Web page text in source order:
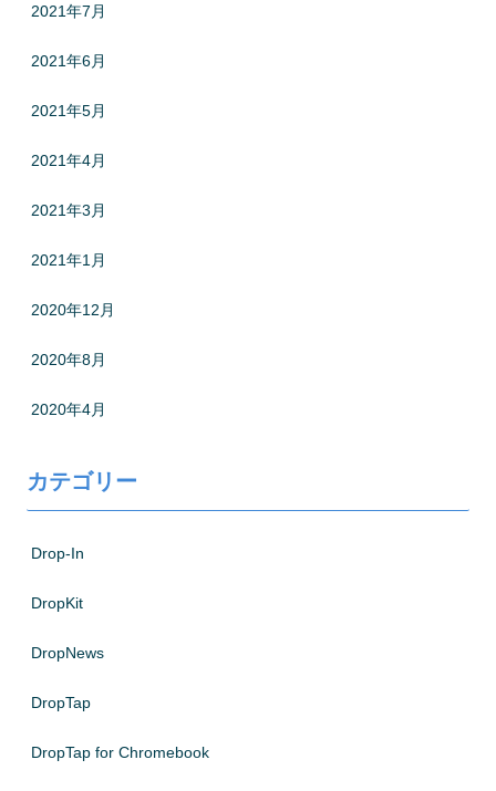
2021年7月
2021年6月
2021年5月
2021年4月
2021年3月
2021年1月
2020年12月
2020年8月
2020年4月
カテゴリー
Drop-In
DropKit
DropNews
DropTap
DropTap for Chromebook